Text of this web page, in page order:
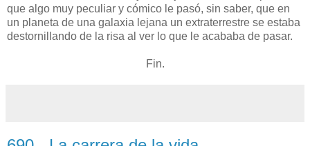
que algo muy peculiar y cómico le pasó, sin saber, que en
un planeta de una galaxia lejana un extraterrestre se estaba
destornillando de la risa al ver lo que le acababa de pasar.
Fin.